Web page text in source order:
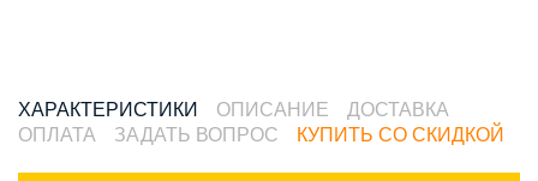
ХАРАКТЕРИСТИКИ ОПИСАНИЕ
ДОСТАВКА
ОПЛАТА
ЗАДАТЬ ВОПРОС КУПИТЬ СО СКИДКОЙ